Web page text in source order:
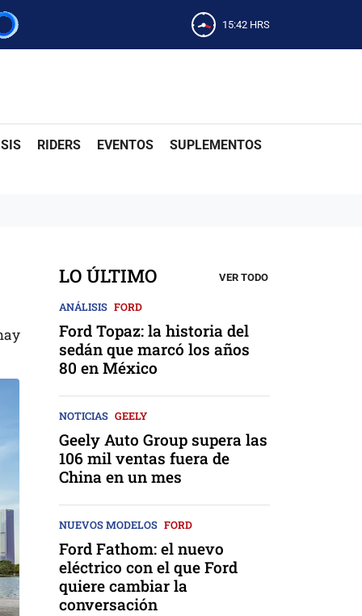
15:42 HRS
RIDERS EVENTOS SUPLEMENTOS
LO ÚLTIMO VER TODO
ANÁLISIS FORD
Ford Topaz: la historia del
sedán que marcó los años
80 en México
NOTICIAS GEELY
Geely Auto Group supera las
106 mil ventas fuera de
China en un mes
NUEVOS MODELOS FORD
Ford Fathom: el nuevo
eléctrico con el que Ford
quiere cambiar la
conversación